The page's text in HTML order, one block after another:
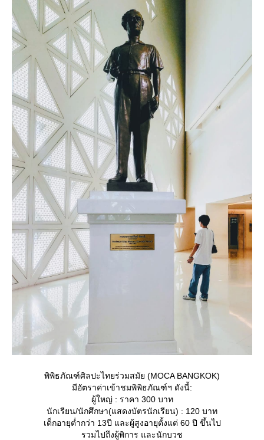
พิพิธภัณฑ์ศิลปะไทยร่วมสมัย (MOCA BANGKOK)
มีอัตราค่าเข้าชมพิพิธภัณฑ์ฯ ดังนี้:
ผู้ใหญ่ : ราคา 300 บาท
นักเรียน/นักศึกษา(แสดงบัตรนักเรียน) : 120 บาท
เด็กอายุต่ำกว่า 13ปี และผู้สูงอายุตั้งแต่ 60 ปี ขึ้นไป
รวมไปถึงผู้พิการ และนักบวช